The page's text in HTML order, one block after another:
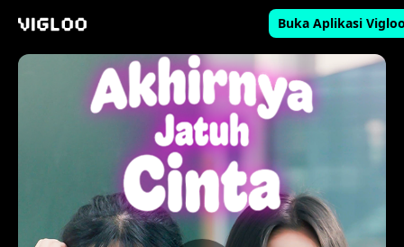
Buka Aplikasi